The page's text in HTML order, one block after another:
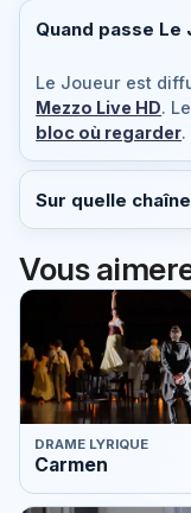
Quand passe Le
Le Joueur est
Mezzo Live HD.
bloc où regarder.
Sur quelle
Vous
DRAME LYRIQUE
Carmen